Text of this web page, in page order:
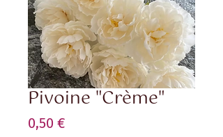
Pivoine "Crème"
0,50 €